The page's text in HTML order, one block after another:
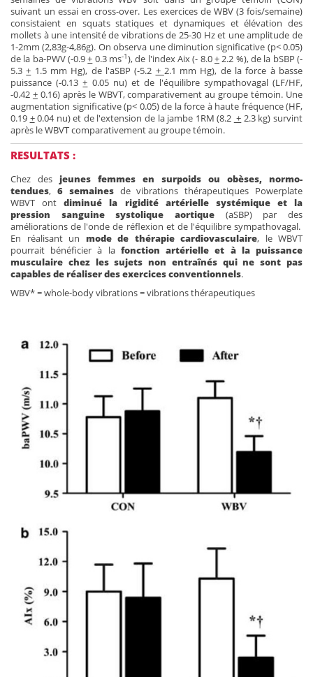
suivant un essai en cross-over. Les exercices de WBV (3 fois/semaine)
consistaient en squats statiques et dynamiques et élévation des
mollets à une intensité de vibrations de 25-30 Hz et une amplitude de
1-2mm (2,83g-4,86g). On observa une diminution significative (p< 0.05)
de la ba-PWV (-0.9+ 0.3 ms-1), de l'index Aix (- 8.0+2.2 %), de la bSBP (-
5.3+ 1.5 mm Hg), de l'aSBP (-5.2 + 2.1 mm Hg), de la force à basse
puissance (-0.13+ 0.05 nu) et de l'équilibre sympathovagal (LF/HF,
-0.42 +0.16) après le WBVT, comparativement au groupe témoin. Une
augmentation significative (p< 0.05) de la force à haute fréquence (HF,
0.19 +0.04 nu) et de l'extension de la jambe 1RM (8.2 + 2.3 kg) survint
après le WBVT comparativement au groupe témoin.
RESULTATS :
Chez des jeunes femmes en surpoids ou obèses, normo-
tendues, 6 semainesde vibrations thérapeutiques Powerplate
WBVT ontdiminué la rigidité artérielle systémique et la
pression sanguine systolique aortique (aSBP) par des
améliorations de l'onde de réflexion et de l'équilibre sympathovagal.
En réalisant un mode de thérapie cardiovasculaire, le WBVT
pourrait bénéficier à la fonction artérielle et à la puissance
musculaire chez les sujets non entraînés qui ne sont pas
capables de réaliser des exercices conventionnels.
WBV* = whole-body vibrations = vibrations thérapeutiques